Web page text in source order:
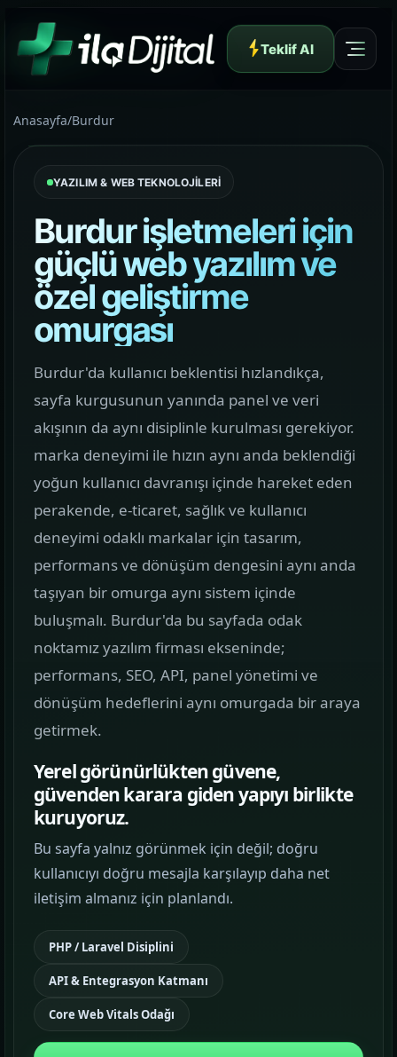
Teklif Al
Müşteri Paneli
01 Hakkımızda
Yapının arkasındaki yaklaşımı ve çalışma dilini
görün.
Hizmetler
Web, yazılım, mobil ve pazarlama hizmetlerini
tek yerden görün.
Kurumsal Web Tasarım
E-ticaret Sitesi Tasarımı
SATIŞ VITRINI
Mobil Uygulama Kodlama
SEO & Dijital Pazarlama
ARAMA GÖRÜNÜRLÜĞÜ
Google Reklam Yönetimi
KAMPANYA YÖNETIMI
Sosyal Medya Yönetimi
MARKA İLETIŞIMI
03 Temalar
Sektörünüze uygun hazır yapı ve demo
sahnelerini karşılaştırın.
Anasayfa/Burdur
YAZILIM & WEB TEKNOLOJİLERİ
Burdur işletmeleri için
güçlü web yazılım ve
özel geliştirme
omurgası
Burdur'da kullanıcı beklentisi hızlandıkça,
sayfa kurgusunun yanında panel ve veri
akışının da aynı disiplinle kurulması gerekiyor.
marka deneyimi ile hızın aynı anda beklendiği
yoğun kullanıcı davranışı içinde hareket eden
perakende, e-ticaret, sağlık ve kullanıcı
deneyimi odaklı markalar için tasarım,
performans ve dönüşüm dengesini aynı anda
taşıyan bir omurga aynı sistem içinde
buluşmalı. Burdur'da bu sayfada odak
noktamız yazılım firması ekseninde;
performans, SEO, API, panel yönetimi ve
dönüşüm hedeflerini aynı omurgada bir araya
getirmek.
Yerel görünürlükten güvene,
güvenden karara giden yapıyı birlikte
kuruyoruz.
Bu sayfa yalnız görünmek için değil; doğru
kullanıcıyı doğru mesajla karşılayıp daha net
iletişim almanız için planlandı.
PHP / Laravel Disiplini
API & Entegrasyon Katmanı
Core Web Vitals Odağı